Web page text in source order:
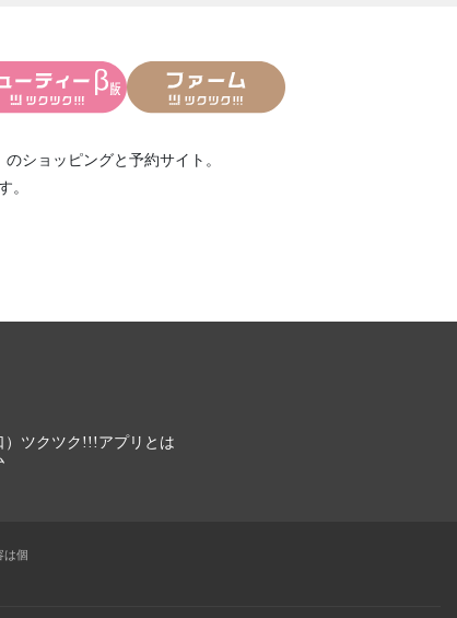
のショッピングと予約サイト。
。
ツクツク!!!アプリとは
は個